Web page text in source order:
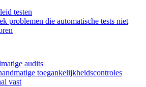
testen
problemen die automatische tests niet
audits
toegankelijkheidscontroles
vast